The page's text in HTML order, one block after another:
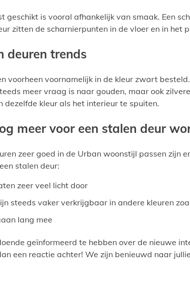
geschikt is vooral afhankelijk van smaak. Een
zitten de scharnierpunten in de vloer en in het
deuren trends
voorheen voornamelijk in de kleur zwart
meer vraag is naar gouden, maar ook
dezelfde kleur als het interieur te spuiten.
meer voor een stalen deur
zeer goed in de Urban woonstijl passen zijn
stalen deur:
zeer veel licht door
steeds vaker verkrijgbaar in andere kleuren
lang mee
geïnformeerd te hebben over de nieuwe
een reactie achter! We zijn benieuwd naar